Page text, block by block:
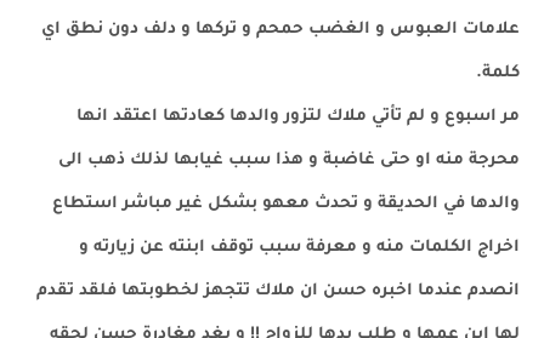
علامات العبوس و الغضب حمحم و تركها و دلف دون نطق اي
كلمة.
مر اسبوع و لم تأتي ملاك لتزور والدها كعادتها اعتقد انها
محرجة منه او حتى غاضبة و هذا سبب غيابها لذلك ذهب الى
والدها في الحديقة و تحدث معهو بشكل غير مباشر استطاع
اخراج الكلمات منه و معرفة سبب توقف ابنته عن زيارته و
انصدم عندما اخبره حسن ان ملاك تتجهز لخطوبتها فلقد تقدم